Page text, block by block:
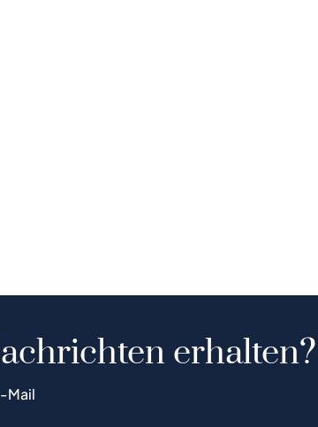
erhalten?
Mail